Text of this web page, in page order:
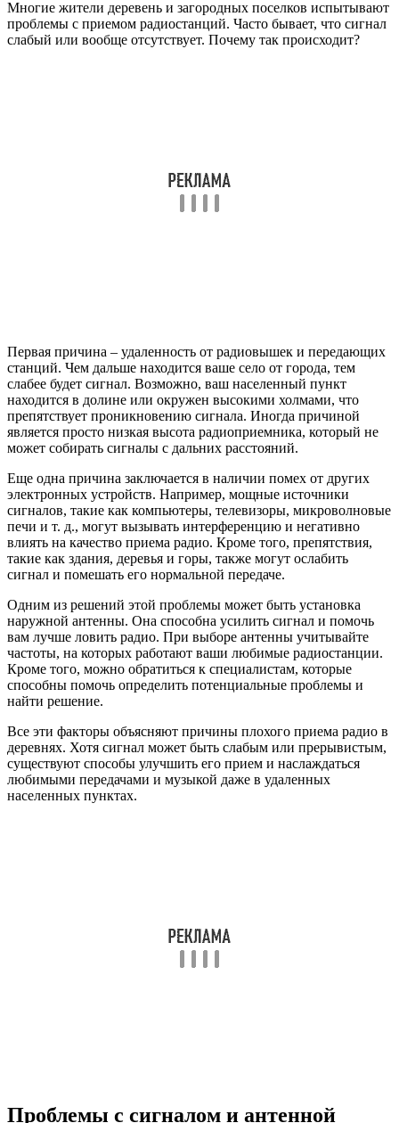
Многие жители деревень и загородных поселков испытывают
проблемы с приемом радиостанций. Часто бывает, что сигнал
слабый или вообще отсутствует. Почему так происходит?
Первая причина – удаленность от радиовышек и передающих
станций. Чем дальше находится ваше село от города, тем
слабее будет сигнал. Возможно, ваш населенный пункт
находится в долине или окружен высокими холмами, что
препятствует проникновению сигнала. Иногда причиной
является просто низкая высота радиоприемника, который не
может собирать сигналы с дальних расстояний.
Еще одна причина заключается в наличии помех от других
электронных устройств. Например, мощные источники
сигналов, такие как компьютеры, телевизоры, микроволновые
печи и т. д., могут вызывать интерференцию и негативно
влиять на качество приема радио. Кроме того, препятствия,
такие как здания, деревья и горы, также могут ослабить
сигнал и помешать его нормальной передаче.
Одним из решений этой проблемы может быть установка
наружной антенны. Она способна усилить сигнал и помочь
вам лучше ловить радио. При выборе антенны учитывайте
частоты, на которых работают ваши любимые радиостанции.
Кроме того, можно обратиться к специалистам, которые
способны помочь определить потенциальные проблемы и
найти решение.
Все эти факторы объясняют причины плохого приема радио в
деревнях. Хотя сигнал может быть слабым или прерывистым,
существуют способы улучшить его прием и наслаждаться
любимыми передачами и музыкой даже в удаленных
населенных пунктах.
Проблемы с сигналом и антенной